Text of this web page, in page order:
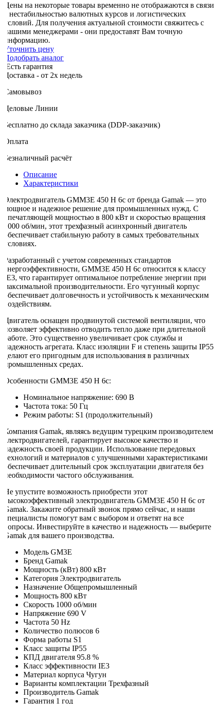
на некоторые товары временно не отображаются в связи
нестабильностью валютных курсов и логистических
Для получения актуальной стоимости свяжитесь с
менеджерами - они предоставят Вам точную
цену
аналог
гарантия
- от 2х недель
Линии
до склада заказчика (DDP-заказчик)
расчёт
Описание
Характеристики
GMM3E 450 H 6c от бренда Gamak — это
и надежное решение для промышленных нужд. С
мощностью в 800 кВт и скоростью вращения
об/мин, этот трехфазный асинхронный двигатель
стабильную работу в самых требовательных
с учетом современных стандартов
GMM3E 450 H 6c относится к классу
что гарантирует оптимальное потребление энергии при
производительности. Его чугунный корпус
долговечность и устойчивость к механическим
оснащен продвинутой системой вентиляции, что
эффективно отводить тепло даже при длительной
Это существенно увеличивает срок службы и
агрегата. Класс изоляции F и степень защиты IP55
его пригодным для использования в различных
средах.
GMM3E 450 H 6c:
Номинальное напряжение: 690 В
Частота тока: 50 Гц
Режим работы: S1 (продолжительный)
Gamak, являясь ведущим турецким производителем
гарантирует высокое качество и
своей продукции. Использование передовых
и материалов с улучшенными характеристиками
длительный срок эксплуатации двигателя без
частого обслуживания.
упустите возможность приобрести этот
электродвигатель GMM3E 450 H 6c от
Закажите обратный звонок прямо сейчас, и наши
помогут вам с выбором и ответят на все
Инвестируйте в качество и надежность — выберите
для вашего производства.
Модель GM3E
Бренд Gamak
Мощность (кВт) 800 кВт
Категория Электродвигатель
Назначение Общепромышленный
Мощность 800 кВт
Скорость 1000 об/мин
Напряжение 690 V
Частота 50 Hz
Количество полюсов 6
Форма работы S1
Класс защиты IP55
КПД двигателя 95.8 %
Класс эффективности IE3
Материал корпуса Чугун
Варианты комплектации Трехфазный
Производитель Gamak
Гарантия 1 год